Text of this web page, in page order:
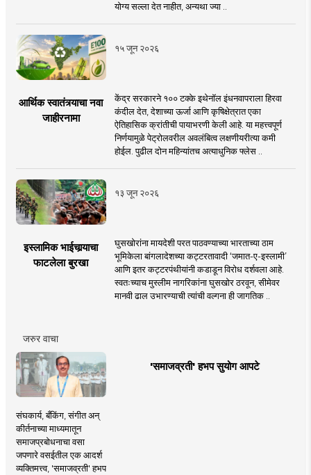
योग्य सल्ला देत नाहीत, अन्यथा ज्या ..
१५ जून २०२६
आर्थिक स्वातंत्र्याचा नवा
जाहीरनामा
केंद्र सरकारने १०० टक्के इथेनॉल इंधनवापराला हिरवा
कंदील देत, देशाच्या ऊर्जा आणि कृषिक्षेत्रात एका
ऐतिहासिक क्रांतीची पायाभरणी केली आहे. या महत्त्वपूर्ण
निर्णयामुळे पेट्रोलवरील अवलंबित्व लक्षणीयरीत्या कमी
होईल. पुढील दोन महिन्यांतच अत्याधुनिक फ्लेस ..
१३ जून २०२६
इस्लामिक भाईचार्‍याचा
फाटलेला बुरखा
घुसखोरांना मायदेशी परत पाठवण्याच्या भारताच्या ठाम
भूमिकेला बांगलादेशच्या कट्टरतावादी ‘जमात-ए-इस्लामी’
आणि इतर कट्टरपंथीयांनी कडाडून विरोध दर्शवला आहे.
स्वतःच्याच मुस्लीम नागरिकांना घुसखोर ठरवून, सीमेवर
मानवी ढाल उभारण्याची त्यांची वल्गना ही जागतिक ..
जरुर वाचा
'समाजव्रती' हभप सुयोग आपटे
संघकार्य, बँकिंग, संगीत अन्
कीर्तनाच्या माध्यमातून
समाजप्रबोधनाचा वसा
जपणारे वसईतील एक आदर्श
व्यक्तिमत्त्व, 'समाजव्रती' हभप